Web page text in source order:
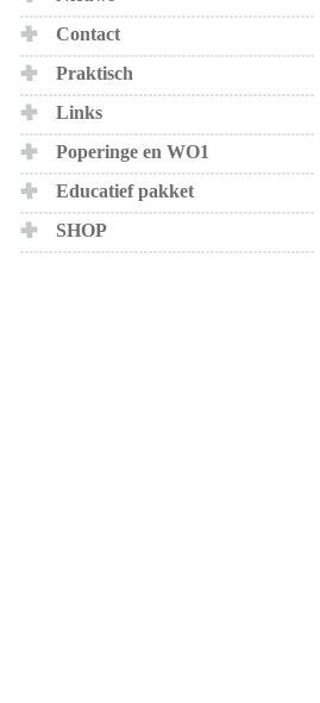
Contact
Praktisch
Links
Poperinge en WO1
Educatief pakket
SHOP